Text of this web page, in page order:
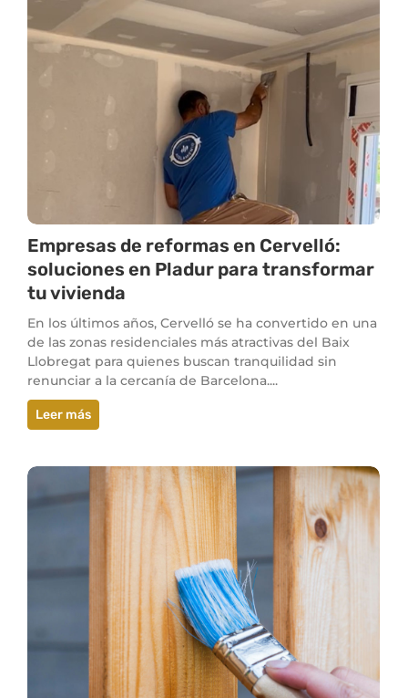
Empresas de reformas en Cervelló:
soluciones en Pladur para transformar
tu vivienda
En los últimos años, Cervelló se ha convertido en una
de las zonas residenciales más atractivas del Baix
Llobregat para quienes buscan tranquilidad sin
renunciar a la cercanía de Barcelona....
Leer más